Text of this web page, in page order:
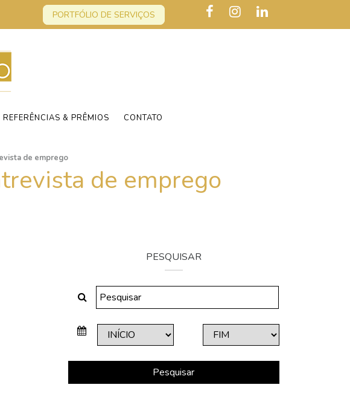
PORTFÓLIO DE SERVIÇOS
REFERÊNCIAS & PRÊMIOS CONTATO
de emprego
de emprego
PESQUISAR
Pesquisar